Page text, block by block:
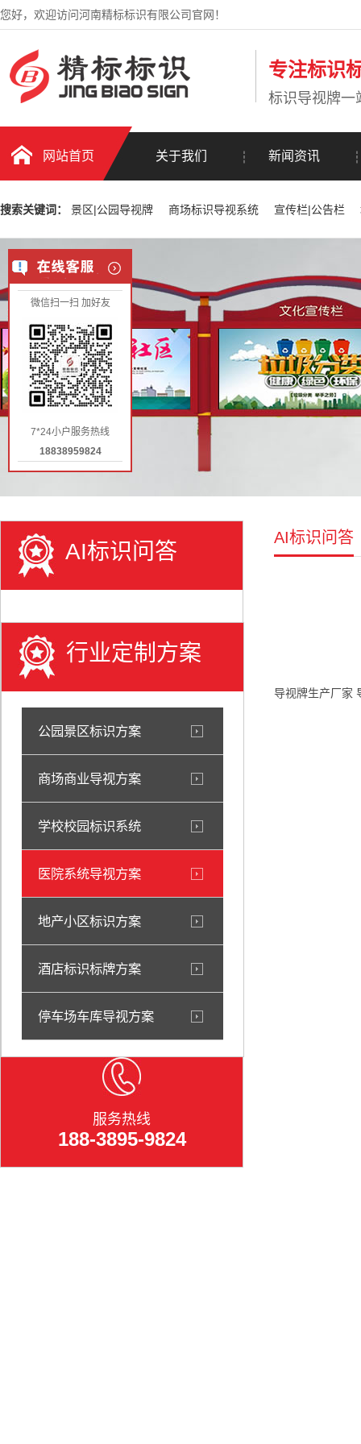
您好，欢迎访问河南精标标识有限公司官网！
专注标识
标识导视牌一
网站首页 关于我们 新闻资讯
搜索关键词： 景区|公园导视牌 商场标识导视系统 宣传栏|公告栏
AI标识问答
行业定制方案
公园景区标识方案
商场商业导视方案
学校校园标识系统
医院系统导视方案
地产小区标识方案
酒店标识标牌方案
停车场车库导视方案
服务热线
188-3895-9824
AI标识问答
导视牌生产厂家
微信扫一扫 加好友
7*24小户服务热线
18838959824